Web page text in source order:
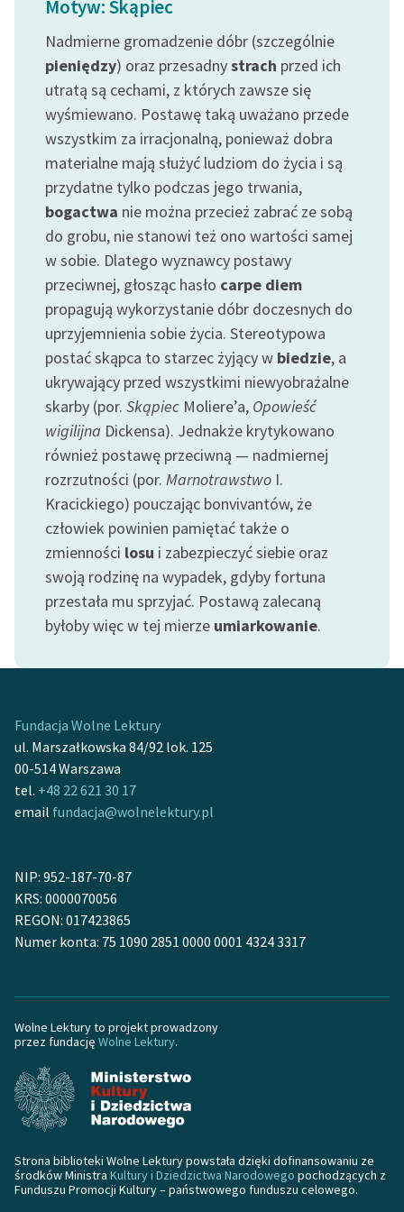
Ręce pełne poezji
Kolekcje edukacyjne
twórców przechodzących
do domeny publicznej,
lektur szkolnych oraz
Starego Testamentu
Odkurzamy bohaterów
Szkoła Poezji Wolnych
Lektur
O nas
Kontakt
O projekcie
Zespół
Zasady wykorzystania
Wolnych Lektur
Logotypy
Materiały promocyjne
Polityka prywatności
Regulamin biblioteki
sprawozdania finansowe
Informacja o treściach
Deklaracja dostępności
Motyw: Skąpiec
Nadmierne gromadzenie dóbr (szczególnie
pieniędzy) oraz przesadnystrach przed ich
utratą są cechami, z których zawsze się
wyśmiewano. Postawę taką uważano przede
wszystkim za irracjonalną, ponieważ dobra
materialne mają służyć ludziom do życia i są
przydatne tylko podczas jego trwania,
bogactwa nie można przecież zabrać ze sobą
do grobu, nie stanowi też ono wartości samej
w sobie. Dlatego wyznawcy postawy
przeciwnej, głosząc hasło carpe diem
propagują wykorzystanie dóbr doczesnych do
uprzyjemnienia sobie życia. Stereotypowa
postać skąpca to starzec żyjący w biedzie, a
ukrywający przed wszystkimi niewyobrażalne
skarby (por. Skąpiec Moliere’a, Opowieść
wigilijna Dickensa). Jednakże krytykowano
również postawę przeciwną — nadmiernej
rozrzutności (por. Marnotrawstwo I.
Kracickiego) pouczając bonvivantów, że
człowiek powinien pamiętać także o
zmienności losu i zabezpieczyć siebie oraz
swoją rodzinę na wypadek, gdyby fortuna
przestała mu sprzyjać. Postawą zalecaną
byłoby więc w tej mierze umiarkowanie.
Fundacja Wolne Lektury
ul. Marszałkowska 84/92 lok. 125
00-514 Warszawa
tel. +48 22 621 30 17
email fundacja@wolnelektury.pl
NIP: 952-187-70-87
KRS: 0000070056
REGON: 017423865
Numer konta: 75 1090 2851 0000 0001 4324 3317
Wolne Lektury to projekt prowadzony
przez fundację Wolne Lektury.
Strona biblioteki Wolne Lektury powstała dzięki dofinansowaniu ze
środków Ministra Kultury i Dziedzictwa Narodowego pochodzących z
Funduszu Promocji Kultury – państwowego funduszu celowego.